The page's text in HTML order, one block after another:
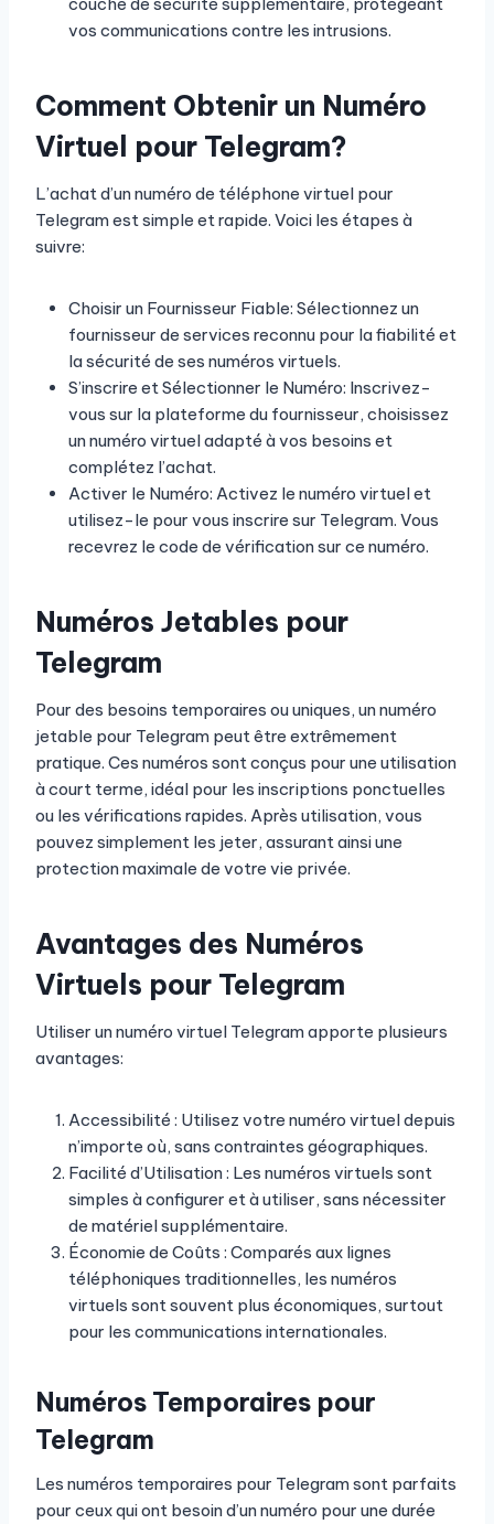
couche de sécurité supplémentaire, protégeant
vos communications contre les intrusions.
Comment Obtenir un Numéro
Virtuel pour Telegram?
L’achat d’un numéro de téléphone virtuel pour
Telegram est simple et rapide. Voici les étapes à
suivre:
Choisir un Fournisseur Fiable: Sélectionnez un
fournisseur de services reconnu pour la fiabilité et
la sécurité de ses numéros virtuels.
S’inscrire et Sélectionner le Numéro: Inscrivez-
vous sur la plateforme du fournisseur, choisissez
un numéro virtuel adapté à vos besoins et
complétez l’achat.
Activer le Numéro: Activez le numéro virtuel et
utilisez-le pour vous inscrire sur Telegram. Vous
recevrez le code de vérification sur ce numéro.
Numéros Jetables pour
Telegram
Pour des besoins temporaires ou uniques, un numéro
jetable pour Telegram peut être extrêmement
pratique. Ces numéros sont conçus pour une utilisation
à court terme, idéal pour les inscriptions ponctuelles
ou les vérifications rapides. Après utilisation, vous
pouvez simplement les jeter, assurant ainsi une
protection maximale de votre vie privée.
Avantages des Numéros
Virtuels pour Telegram
Utiliser un numéro virtuel Telegram apporte plusieurs
avantages:
Accessibilité : Utilisez votre numéro virtuel depuis
n’importe où, sans contraintes géographiques.
Facilité d’Utilisation : Les numéros virtuels sont
simples à configurer et à utiliser, sans nécessiter
de matériel supplémentaire.
Économie de Coûts : Comparés aux lignes
téléphoniques traditionnelles, les numéros
virtuels sont souvent plus économiques, surtout
pour les communications internationales.
Numéros Temporaires pour
Telegram
Les numéros temporaires pour Telegram sont parfaits
pour ceux qui ont besoin d’un numéro pour une durée